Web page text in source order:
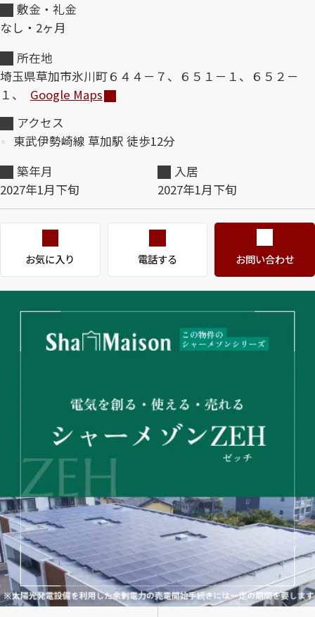
シャーメゾンショップを探す
シャーメゾンライフサポート
自立型サービス付き・シニア向け
お問い合わせ・よくある質問
シャーメゾンライフ CLUB
シャーメゾンライフ GUARD
敷金・礼金
なし・2ヶ月
所在地
埼玉県草加市氷川町６４４－７、６５１－１、６５２－
１、
Google Maps
アクセス
東武伊勢崎線 草加駅 徒歩12分
築年月
2027年1月下旬
入居
2027年1月下旬
お気に入り 電話する お問い合わせ